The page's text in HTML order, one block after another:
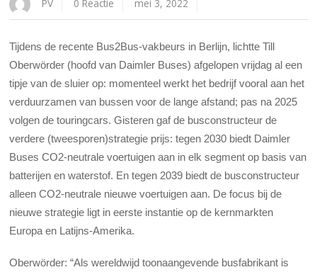
PV 0 Reactie mei 3, 2022
Tijdens de recente Bus2Bus-vakbeurs in Berlijn, lichtte Till
Oberwörder (hoofd van Daimler Buses) afgelopen vrijdag al een
tipje van de sluier op: momenteel werkt het bedrijf vooral aan het
verduurzamen van bussen voor de lange afstand; pas na 2025
volgen de touringcars. Gisteren gaf de busconstructeur de
verdere (tweesporen)strategie prijs: tegen 2030 biedt Daimler
Buses CO2-neutrale voertuigen aan in elk segment op basis van
batterijen en waterstof. En tegen 2039 biedt de busconstructeur
alleen CO2-neutrale nieuwe voertuigen aan. De focus bij de
nieuwe strategie ligt in eerste instantie op de kernmarkten
Europa en Latijns-Amerika.
Oberwörder: “Als wereldwijd toonaangevende busfabrikant is